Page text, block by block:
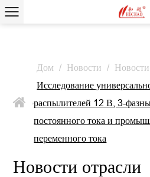
>
Дом / Новости /
Исследование
распылителей 12 В, 3-
постоянного тока и
переменного тока
Новости отрасли